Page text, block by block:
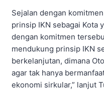
Sejalan dengan
prinsip IKN sebagai Kota
dengan komitmen
mendukung prinsip IKN
berkelanjutan, dimana
agar tak hanya
ekonomi sirkular,” lanjut